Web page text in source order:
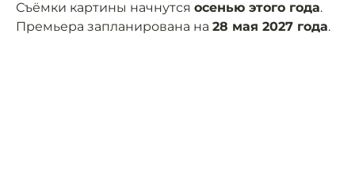
Съёмки картины начнутся осенью этого года.
Премьера запланирована на 28 мая 2027 года.